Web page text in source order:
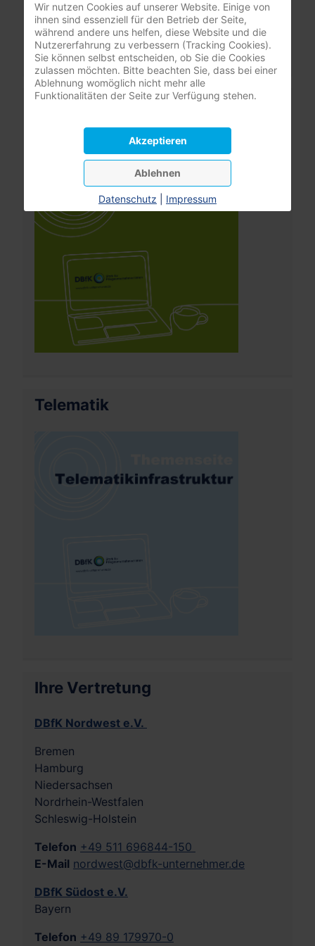
Passwort vergessen?
Benutzername vergessen?
Leistungsrechner
Telematik
Ihre Vertretung
DBfK Nordwest e.V.
Bremen
Hamburg
Niedersachsen
Nordrhein-Westfalen
Schleswig-Holstein
Telefon +49 511 696844-150
E-Mail nordwest@dbfk-unternehmer.de
DBfK Südost e.V.
Bayern
Telefon +49 89 179970-0
Wir nutzen Cookies auf unserer Website. Einige von
ihnen sind essenziell für den Betrieb der Seite,
während andere uns helfen, diese Website und die
Nutzererfahrung zu verbessern (Tracking Cookies).
Sie können selbst entscheiden, ob Sie die Cookies
zulassen möchten. Bitte beachten Sie, dass bei einer
Ablehnung womöglich nicht mehr alle
Funktionalitäten der Seite zur Verfügung stehen.
Akzeptieren
Ablehnen
Datenschutz Impressum